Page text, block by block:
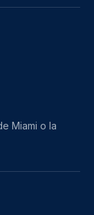
Miami o la